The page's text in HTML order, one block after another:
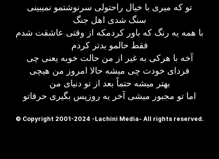
تو که میری با خیال راحتولی سرنوشتمو نمیبینی
سنگ شدی اهل جنگ
با همه یه رنگ که باور کردمکه از وقتی عاشقت شدم
فقط حالمو بدتر کردم
آخه با هرکی به غیر از من حالت خوبه یعنی چی
فردای خودت چی میشه حالا امروز من هیچی
بهتر میشه حتماً بعد از تو دنیای من
اما تو مجبور میشی آخر یه روزپس بگیری حرفاتو
© Copyright 2001-2024 -Lachini Media- All rights reserved.